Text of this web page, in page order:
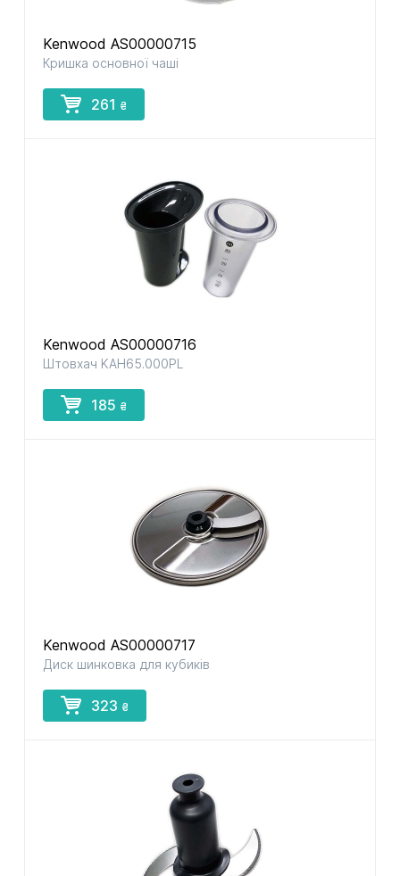
Kenwood AS00000715
Кришка основної чаші
261 ₴
Kenwood AS00000716
Штовхач KAH65.000PL
185 ₴
Kenwood AS00000717
Диск шинковка для кубиків
323 ₴